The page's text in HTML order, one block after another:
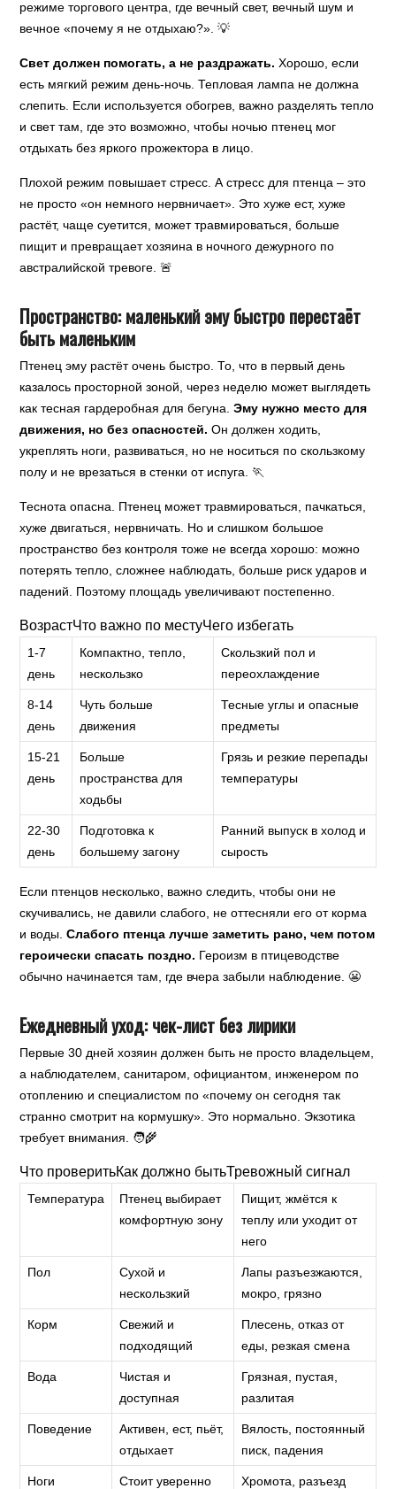
режиме торгового центра, где вечный свет, вечный шум и
вечное «почему я не отдыхаю?». 💡
Свет должен помогать, а не раздражать. Хорошо, если
есть мягкий режим день-ночь. Тепловая лампа не должна
слепить. Если используется обогрев, важно разделять тепло
и свет там, где это возможно, чтобы ночью птенец мог
отдыхать без яркого прожектора в лицо.
Плохой режим повышает стресс. А стресс для птенца – это
не просто «он немного нервничает». Это хуже ест, хуже
растёт, чаще суетится, может травмироваться, больше
пищит и превращает хозяина в ночного дежурного по
австралийской тревоге. 🚨
Пространство: маленький эму быстро перестаёт
быть маленьким
Птенец эму растёт очень быстро. То, что в первый день
казалось просторной зоной, через неделю может выглядеть
как тесная гардеробная для бегуна.Эму нужно место для
движения, но без опасностей. Он должен ходить,
укреплять ноги, развиваться, но не носиться по скользкому
полу и не врезаться в стенки от испуга. 🏃
Теснота опасна. Птенец может травмироваться, пачкаться,
хуже двигаться, нервничать. Но и слишком большое
пространство без контроля тоже не всегда хорошо: можно
потерять тепло, сложнее наблюдать, больше риск ударов и
падений. Поэтому площадь увеличивают постепенно.
ВозрастЧто важно по местуЧего избегать
1-7
день
Компактно, тепло,
нескользко
Скользкий пол и
переохлаждение
8-14
день
Чуть больше
движения
Тесные углы и опасные
предметы
15-21
день
Больше
пространства для
ходьбы
Грязь и резкие перепады
температуры
22-30
день
Подготовка к
большему загону
Ранний выпуск в холод и
сырость
Если птенцов несколько, важно следить, чтобы они не
скучивались, не давили слабого, не оттесняли его от корма
и воды.Слабого птенца лучше заметить рано, чем потом
героически спасать поздно. Героизм в птицеводстве
обычно начинается там, где вчера забыли наблюдение. 😬
Ежедневный уход: чек-лист без лирики
Первые 30 дней хозяин должен быть не просто владельцем,
а наблюдателем, санитаром, официантом, инженером по
отоплению и специалистом по «почему он сегодня так
странно смотрит на кормушку». Это нормально. Экзотика
требует внимания. 🧑‍🌾
Что проверитьКак должно бытьТревожный сигнал
Температура
Птенец выбирает
комфортную зону
Пищит, жмётся к
теплу или уходит от
него
Пол
Сухой и
нескользкий
Лапы разъезжаются,
мокро, грязно
Корм
Свежий и
подходящий
Плесень, отказ от
еды, резкая смена
Вода
Чистая и
доступная
Грязная, пустая,
разлитая
Поведение
Активен, ест, пьёт,
отдыхает
Вялость, постоянный
писк, падения
Ноги Стоит уверенно
Хромота, разъезд